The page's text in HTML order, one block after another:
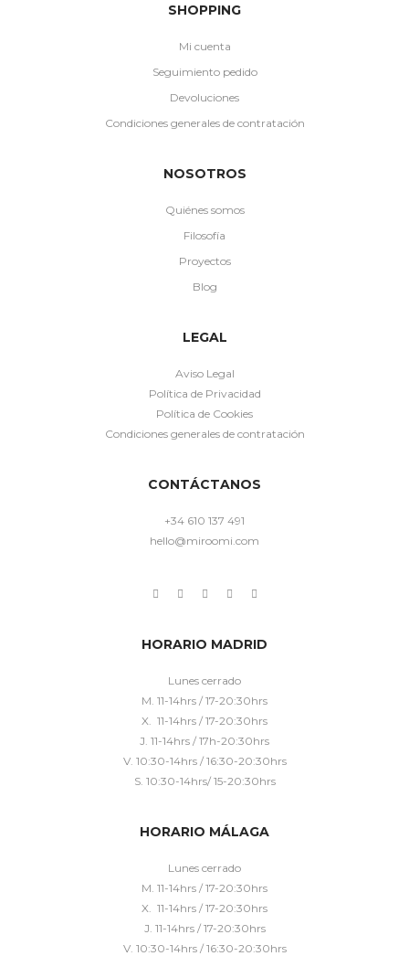
SHOPPING
Mi cuenta
Seguimiento pedido
Devoluciones
Condiciones generales de contratación
NOSOTROS
Quiénes somos
Filosofía
Proyectos
Blog
LEGAL
Aviso Legal
Política de Privacidad
Política de Cookies
Condiciones generales de contratación
CONTÁCTANOS
+34 610 137 491
hello@miroomi.com
HORARIO MADRID
Lunes cerrado
M. 11-14hrs / 17-20:30hrs
X. 11-14hrs / 17-20:30hrs
J. 11-14hrs / 17h-20:30hrs
V. 10:30-14hrs / 16:30-20:30hrs
S. 10:30-14hrs/ 15-20:30hrs
HORARIO MÁLAGA
Lunes cerrado
M. 11-14hrs / 17-20:30hrs
X. 11-14hrs / 17-20:30hrs
J. 11-14hrs / 17-20:30hrs
V. 10:30-14hrs / 16:30-20:30hrs